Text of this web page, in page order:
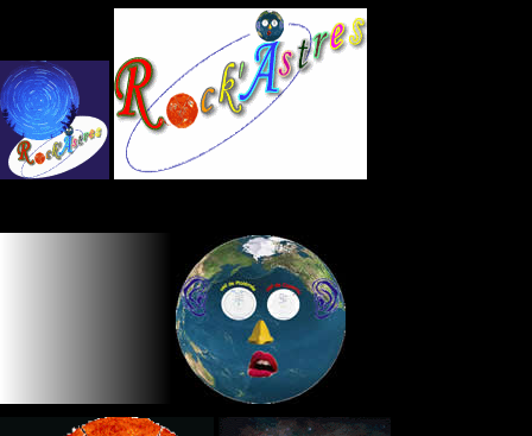
Panneau de gestion des cookies